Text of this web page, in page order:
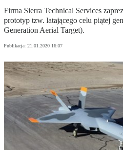
Firma Sierra Technical Services
prototyp tzw. latającego celu piątej
Generation Aerial Target).
Publikacja: 21.01.2020 16:07